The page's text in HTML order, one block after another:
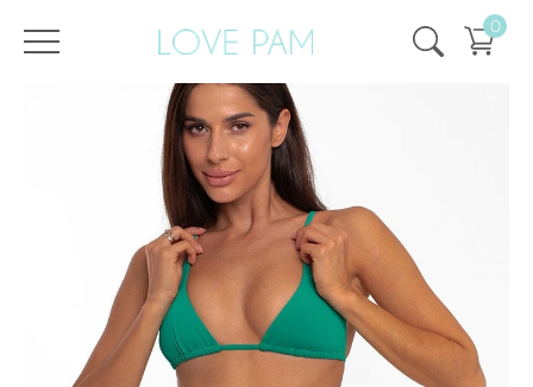
0
Головна Топи і плавки Жизель Топи , ECO SALE Топ Жизель Смарагдовий